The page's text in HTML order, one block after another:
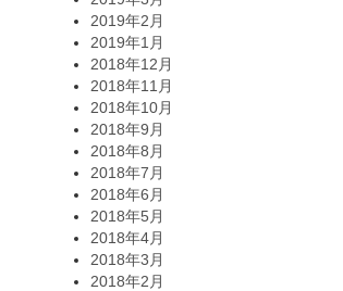
2019年2月
2019年1月
2018年12月
2018年11月
2018年10月
2018年9月
2018年8月
2018年7月
2018年6月
2018年5月
2018年4月
2018年3月
2018年2月